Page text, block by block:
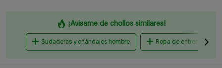
¡Avisame de chollos similares!
Sudaderas y chándales hombre Ropa de entrenamiento